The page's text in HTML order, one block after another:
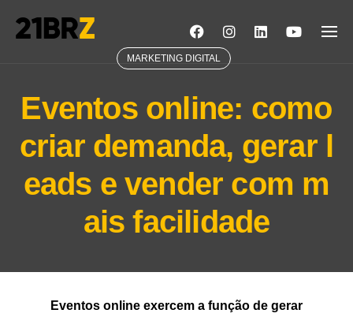
MARKETING DIGITAL
Eventos online: como
criar demanda, gerar l
eads e vender com m
ais facilidade
Eventos online exercem a função de gerar